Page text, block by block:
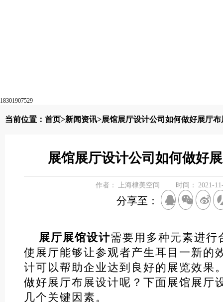
18301907529
当前位置： 首页>新闻资讯>展馆展厅设计公司如何做好展厅布
展馆展厅设计公司如何做好
作者： 上海棣美空间 时间： 2021-
分享至：
展厅展馆设计需要用多种元素进行
使展厅能够让参观者产生耳目一新的
计可以帮助企业达到良好的展览效果
做好展厅布展设计呢？下面展馆展厅
几个关键因素。